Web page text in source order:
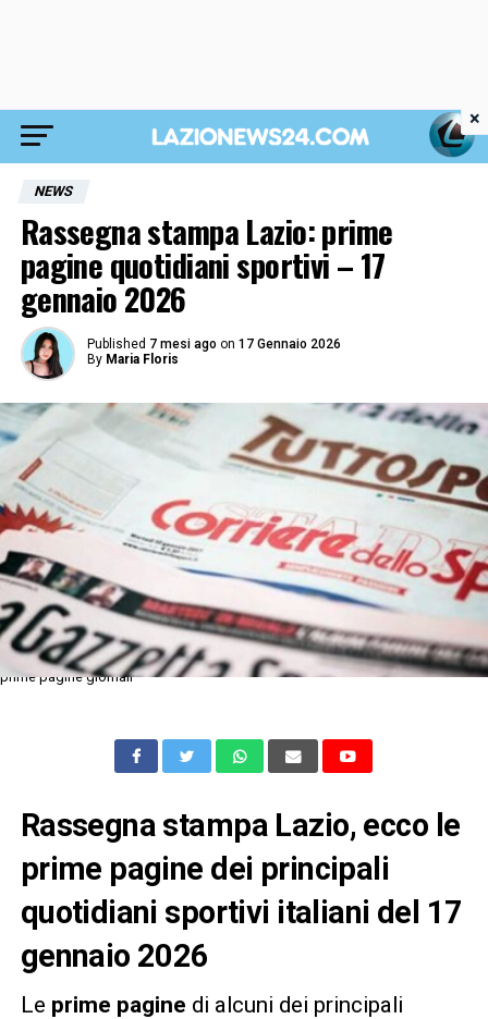
NEWS
Rassegna stampa Lazio: prime
pagine quotidiani sportivi – 17
gennaio 2026
Published 7 mesi ago on 17 Gennaio 2026
By Maria Floris
prime pagine giornali
Rassegna stampa Lazio, ecco le
prime pagine dei principali
quotidiani sportivi italiani del 17
gennaio 2026
Le prime pagine di alcuni dei principali
×